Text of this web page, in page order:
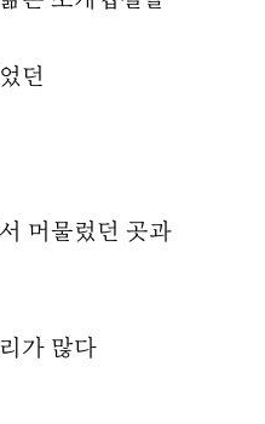
던
머물렀던 곳과
가 많다